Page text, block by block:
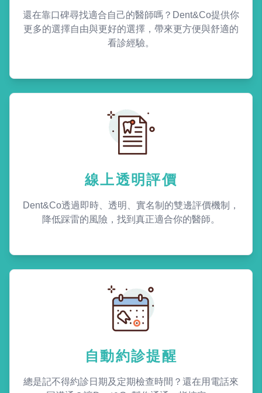
還在靠口碑尋找適合自己的醫師嗎？Dent&Co提供你
更多的選擇自由與更好的選擇，帶來更方便與舒適的
看診經驗。
線上透明評價
Dent&Co透過即時、透明、實名制的雙邊評價機制，
降低踩雷的風險，找到真正適合你的醫師。
自動約診提醒
總是記不得約診日期及定期檢查時間？還在用電話來